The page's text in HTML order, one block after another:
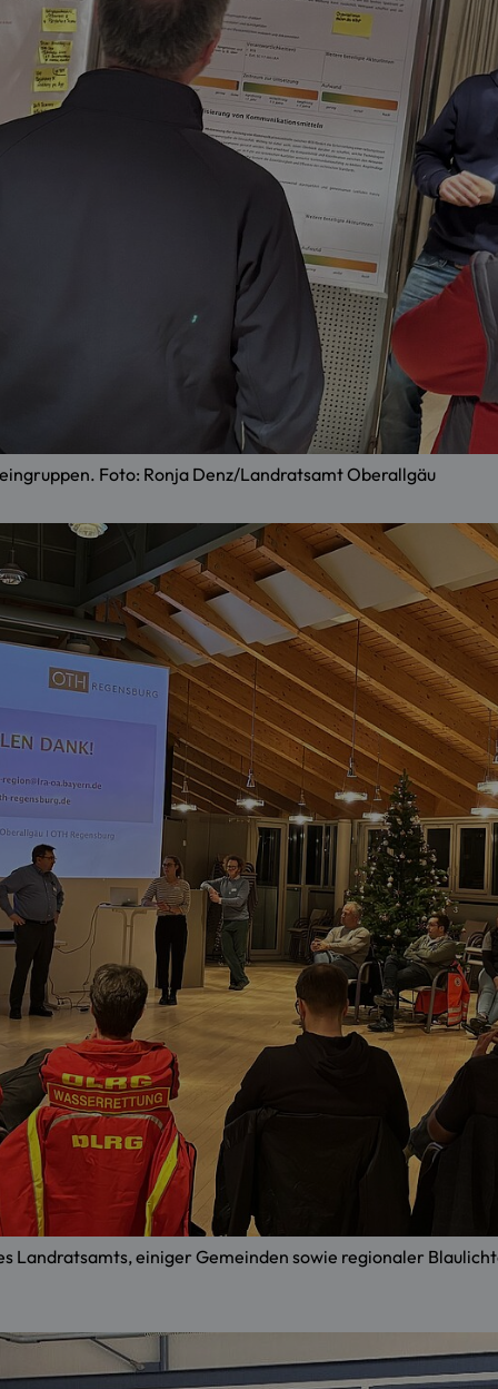
Foto: Ronja Denz/Landratsamt Oberallgäu
Landratsamts, einiger Gemeinden sowie regionaler